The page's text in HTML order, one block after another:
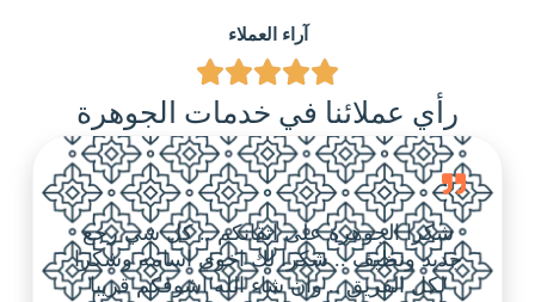
آراء العملاء
رأي عملائنا في خدمات الجوهرة
شكرا الجوهرة على اتقانكم .. كل شي رجع
جديد ونظيف .. شكرا لك اخوي اسامه وشكرا
لكل الفريق .. وان شاء الله اشوفكم قريبا